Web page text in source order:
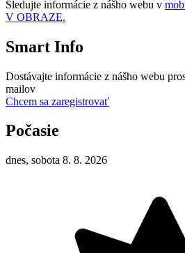
Sledujte informácie z nášho webu v
V OBRAZE.
Smart Info
Dostávajte informácie z nášho webu
mailov
Chcem sa zaregistrovať
Počasie
dnes, sobota 8. 8. 2026